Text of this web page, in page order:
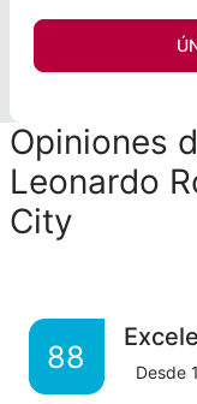
Opiniones
Leonardo
City
88 Desde